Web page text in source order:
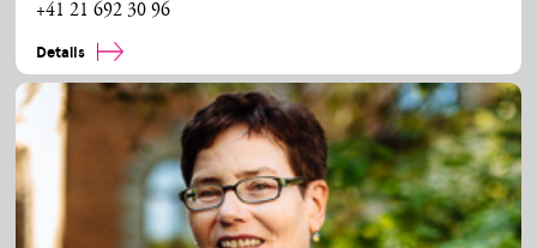
+41 21 692 30 96
Details